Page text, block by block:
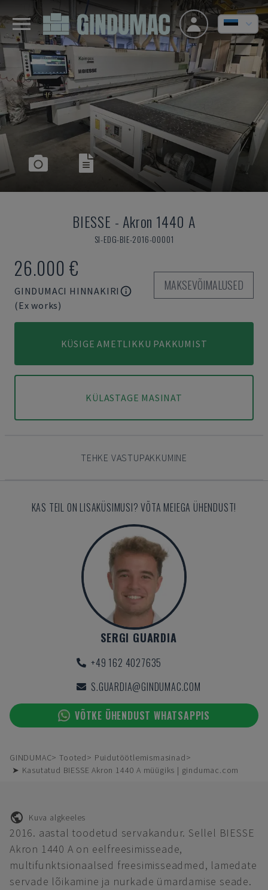
BIESSE - Akron 1440 A
SI-EDG-BIE-2016-00001
26.000 €
GINDUMACI HINNAKIRI
(Ex works)
MAKSEVÕIMALUSED
KÜSIGE AMETLIKKU PAKKUMIST
KÜLASTAGE MASINAT
TEHKE VASTUPAKKUMINE
KAS TEIL ON LISAKÜSIMUSI? VÕTA MEIEGA ÜHENDUST!
SERGI GUARDIA
+49 162 4027635
S.GUARDIA@GINDUMAC.COM
VÕTKE ÜHENDUST WHATSAPPIS
GINDUMAC Tooted
Puidutöötlemismasinad
➤ Kasutatud BIESSE Akron 1440 A müügiks | gindumac.com
Kuva algkeeles
2016. aastal toodetud servakandur. Sellel BIESSE
Akron 1440 A on eelfreesimisseade,
multifunktsionaalsed freesimisseadmed, lamedate
servade lõikamine ja nurkade ümardamise seade.